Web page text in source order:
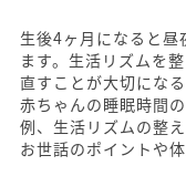
生後4ヶ月になると
ます。生活リズムを
直すことが大切にな
赤ちゃんの睡眠時間
例、生活リズムの整
お世話のポイントや